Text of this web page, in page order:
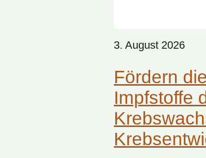
3. August 2026
Fördern
Impfstoffe